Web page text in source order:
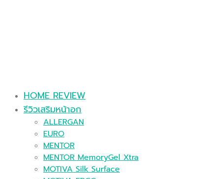
HOME REVIEW
รีวิวเสริมหน้าอก
ALLERGAN
EURO
MENTOR
MENTOR MemoryGel Xtra
MOTIVA Silk Surface